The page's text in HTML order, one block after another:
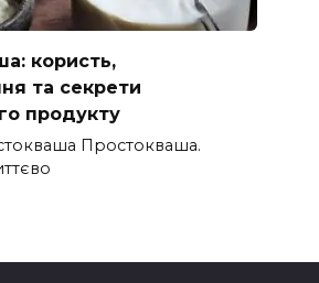
користь,
та секрети
продукту
Простокваша.